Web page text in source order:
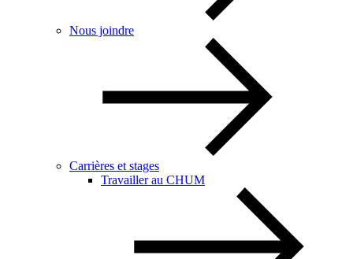
Nous joindre
Carrières et stages
Travailler au CHUM